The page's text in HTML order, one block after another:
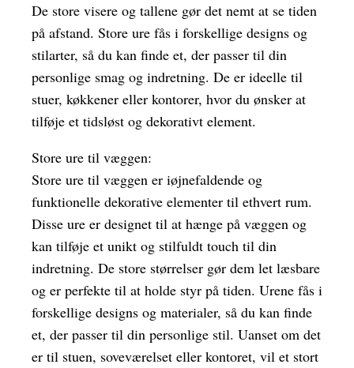
De store visere og tallene gør det nemt at se tiden
på afstand. Store ure fås i forskellige designs og
stilarter, så du kan finde et, der passer til din
personlige smag og indretning. De er ideelle til
stuer, køkkener eller kontorer, hvor du ønsker at
tilføje et tidsløst og dekorativt element.
Store ure til væggen:
Store ure til væggen er iøjnefaldende og
funktionelle dekorative elementer til ethvert rum.
Disse ure er designet til at hænge på væggen og
kan tilføje et unikt og stilfuldt touch til din
indretning. De store størrelser gør dem let læsbare
og er perfekte til at holde styr på tiden. Urene fås i
forskellige designs og materialer, så du kan finde
et, der passer til din personlige stil. Uanset om det
er til stuen, soveværelset eller kontoret, vil et stort